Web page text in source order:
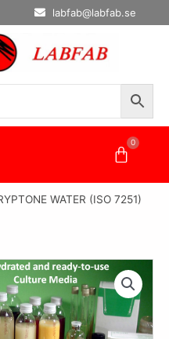
labfab@labfab.se
0
WATER (ISO 7251)